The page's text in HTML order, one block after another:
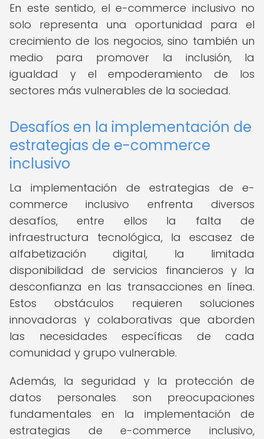
En este sentido, el e-commerce inclusivo no
solo representa una oportunidad para el
crecimiento de los negocios, sino también un
medio para promover la inclusión, la
igualdad y el empoderamiento de los
sectores más vulnerables de la sociedad.
Desafíos en la implementación de
estrategias de e-commerce
inclusivo
La implementación de estrategias de e-
commerce inclusivo enfrenta diversos
desafíos, entre ellos la falta de
infraestructura tecnológica, la escasez de
alfabetización digital, la limitada
disponibilidad de servicios financieros y la
desconfianza en las transacciones en línea.
Estos obstáculos requieren soluciones
innovadoras y colaborativas que aborden
las necesidades específicas de cada
comunidad y grupo vulnerable.
Además, la seguridad y la protección de
datos personales son preocupaciones
fundamentales en la implementación de
estrategias de e-commerce inclusivo,